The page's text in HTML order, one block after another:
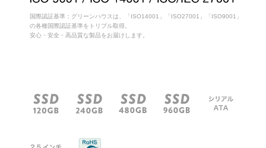
国際認証基準：グリーンハウスは、「ISO14001」「ISO27001」「ISO9001」
の各種国際認証基準をトリプル取得。
安心・安全・高品質な製品をお届けします。